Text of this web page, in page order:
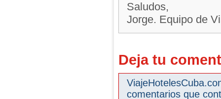
Saludos,
Jorge. Equipo de
Deja tu
comentarios que